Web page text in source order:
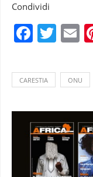
Condividi
CARESTIA ONU